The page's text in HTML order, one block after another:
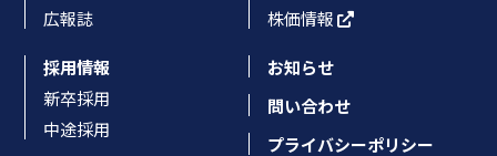
広報誌
株価情報
採用情報
新卒採用
中途採用
お知らせ
問い合わせ
プライバシーポリシー